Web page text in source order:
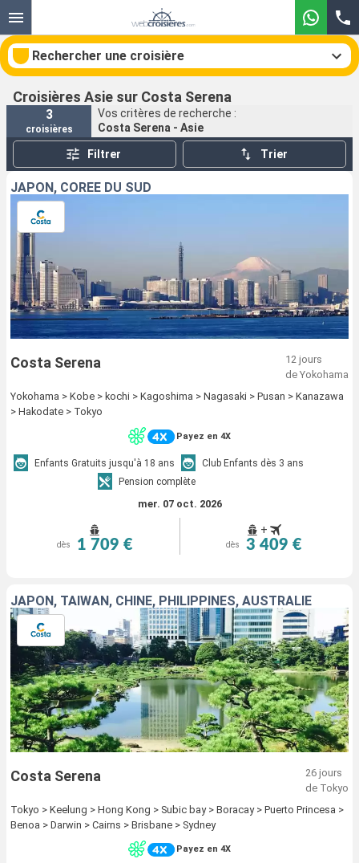
Rechercher une croisière
Nos destinations
Mois de départ
Ports
Rechercher
Croisières Asie sur Costa Serena
3
croisières
Vos critères de recherche :
Costa Serena - Asie
Filtrer Trier
JAPON, CORÉE DU SUD
Costa Serena
12 jours
de Yokohama
Yokohama > Kobe > kochi > Kagoshima > Nagasaki > Pusan > Kanazawa
> Hakodate > Tokyo
Payez en 4X
Enfants Gratuits jusqu'à 18 ans
Club Enfants dès 3 ans
Pension complète
mer. 07 oct. 2026
dès 1 709 €
+
dès 3 409 €
JAPON, TAÏWAN, CHINE, PHILIPPINES, AUSTRALIE
Costa Serena
26 jours
de Tokyo
Tokyo > Keelung > Hong Kong > Subic bay > Boracay > Puerto Princesa >
Benoa > Darwin > Cairns > Brisbane > Sydney
Payez en 4X